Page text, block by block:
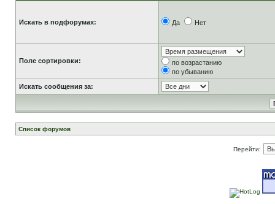
Искать в подфорумах: Да Нет
Поле сортировки:
по возрастанию
по убыванию
Искать сообщения за:
Список форумов
Перейти: